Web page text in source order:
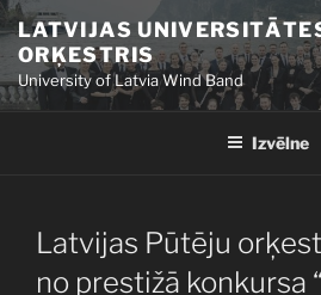
Doties
uz
saturu
LATVIJAS
ORĶESTRIS
University of Latvia Wind Band
Izvēlne
PUBLICĒTS
Latvijas Pūtēju
no prestižā konkursa